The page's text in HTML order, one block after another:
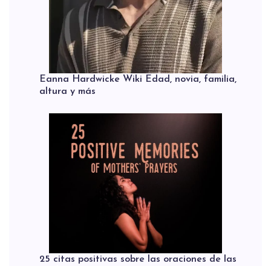
Eanna Hardwicke Wiki Edad, novia, familia,
altura y más
25 citas positivas sobre las oraciones de las